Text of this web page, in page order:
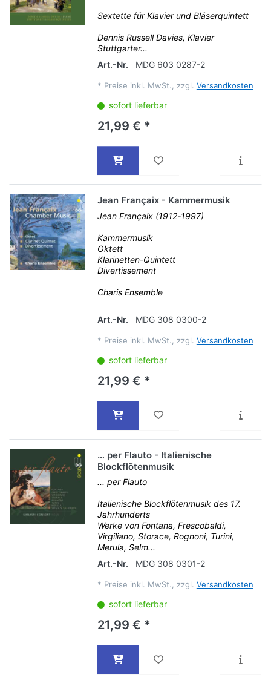
Sextette für Klavier und Bläserquintett
Dennis Russell Davies, Klavier
Stuttgarter...
Art.-Nr.
MDG 603 0287-2
* Preise inkl. MwSt., zzgl. Versandkosten
sofort lieferbar
21,99 € *
Jean Françaix - Kammermusik
Jean Françaix (1912-1997)
Kammermusik
Oktett
Klarinetten-Quintett
Divertissement
Charis Ensemble
Art.-Nr. MDG 308 0300-2
* Preise inkl. MwSt., zzgl. Versandkosten
sofort lieferbar
21,99 € *
… per Flauto - Italienische
Blockflötenmusik
... per Flauto
Italienische Blockflötenmusik des 17.
Jahrhunderts
Werke von Fontana, Frescobaldi,
Virgiliano, Storace, Rognoni, Turini,
Merula, Selm...
Art.-Nr.
MDG 308 0301-2
* Preise inkl. MwSt., zzgl. Versandkosten
sofort lieferbar
21,99 € *